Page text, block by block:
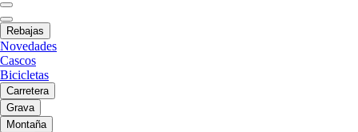
Rebajas
Novedades
Cascos
Bicicletas
Carretera
Grava
Montaña